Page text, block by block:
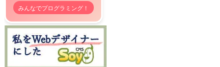
みんなでプログラミング！